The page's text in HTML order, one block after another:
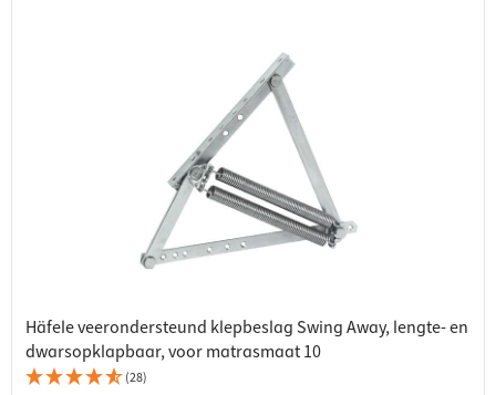
Häfele veerondersteund klepbeslag Swing Away, lengte- en
dwarsopklapbaar, voor matrasmaat 10
(28)